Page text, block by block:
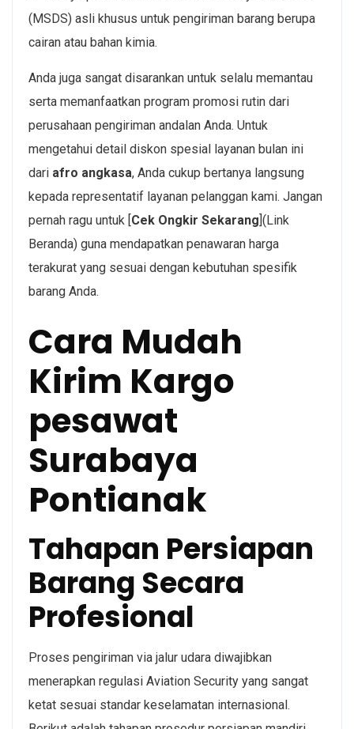
(MSDS) asli khusus untuk pengiriman barang berupa
cairan atau bahan kimia.
Anda juga sangat disarankan untuk selalu memantau
serta memanfaatkan program promosi rutin dari
perusahaan pengiriman andalan Anda. Untuk
mengetahui detail diskon spesial layanan bulan ini
dari afro angkasa, Anda cukup bertanya langsung
kepada representatif layanan pelanggan kami. Jangan
pernah ragu untuk [Cek Ongkir Sekarang](Link
Beranda) guna mendapatkan penawaran harga
terakurat yang sesuai dengan kebutuhan spesifik
barang Anda.
Cara Mudah
Kirim Kargo
pesawat
Surabaya
Pontianak
Tahapan Persiapan
Barang Secara
Profesional
Proses pengiriman via jalur udara diwajibkan
menerapkan regulasi Aviation Security yang sangat
ketat sesuai standar keselamatan internasional.